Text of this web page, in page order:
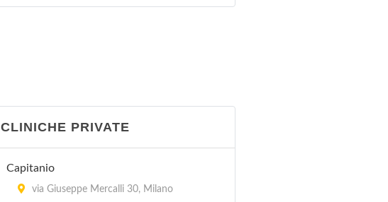
Centro per l'Impiego
Centro per l'Impiego
CLINICHE PRIVATE
Capitanio
via Giuseppe Mercalli 30, Milano